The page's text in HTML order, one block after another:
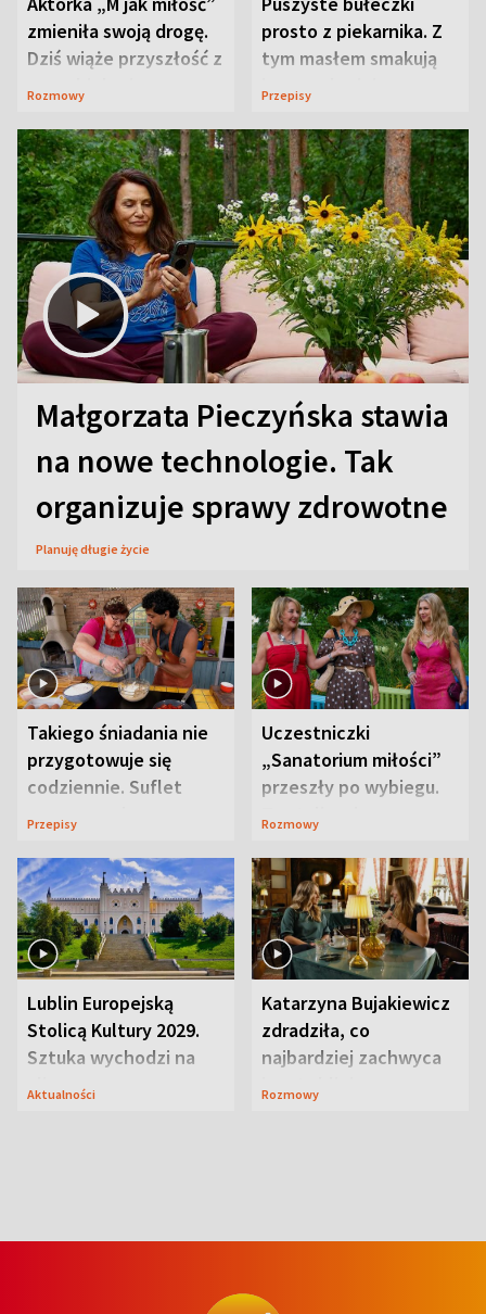
zmieniła swoją drogę.
Dziś wiąże przyszłość z
neurobiologią
Rozmowy
prosto z piekarnika. Z
tym masłem smakują
jeszcze lepiej
Przepisy
Małgorzata Pieczyńska stawia
na nowe technologie. Tak
organizuje sprawy zdrowotne
Planuję długie życie
Takiego śniadania nie
przygotowuje się
codziennie. Suflet
serowy zachwyca
Przepisy
Uczestniczki
„Sanatorium miłości”
przeszły po wybiegu.
Te stylizacje
Rozmowy
Lublin Europejską
Stolicą Kultury 2029.
Sztuka wychodzi na
ulice
Aktualności
Katarzyna Bujakiewicz
zdradziła, co
najbardziej zachwyca
ją w Lublinie
Rozmowy